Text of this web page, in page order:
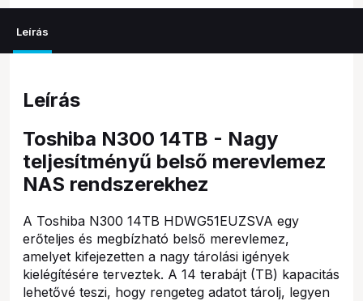
Leírás
Leírás
Toshiba N300 14TB - Nagy
teljesítményű belső merevlemez
NAS rendszerekhez
A Toshiba N300 14TB HDWG51EUZSVA egy
erőteljes és megbízható belső merevlemez,
amelyet kifejezetten a nagy tárolási igények
kielégítésére terveztek. A 14 terabájt (TB) kapacitás
lehetővé teszi, hogy rengeteg adatot tárolj, legyen